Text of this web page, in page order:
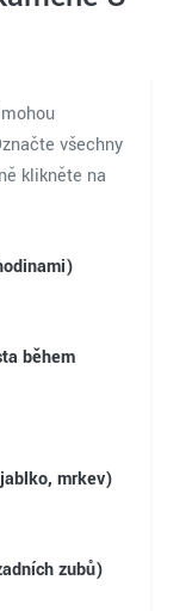
všechny
klikněte na
během
mrkev)
zubů)